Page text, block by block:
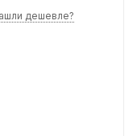
дешевле?